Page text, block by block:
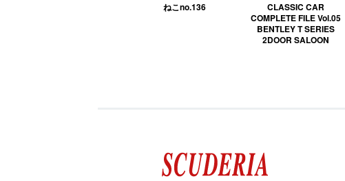
ねこno.136
CLASSIC CAR
COMPLETE FILE Vol.05
BENTLEY T SERIES
2DOOR SALOON